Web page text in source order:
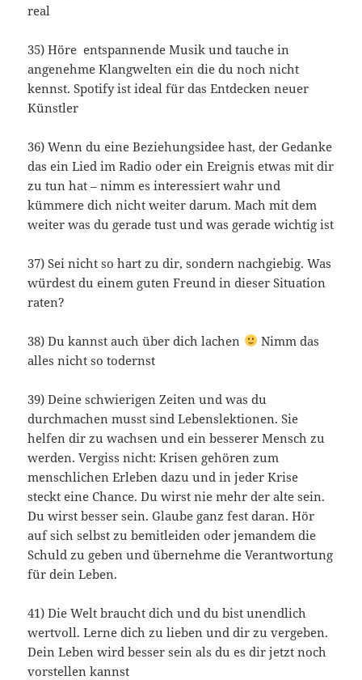
real
35) Höre entspannende Musik und tauche in
angenehme Klangwelten ein die du noch nicht
kennst. Spotify ist ideal für das Entdecken neuer
Künstler
36) Wenn du eine Beziehungsidee hast, der Gedanke
das ein Lied im Radio oder ein Ereignis etwas mit dir
zu tun hat – nimm es interessiert wahr und
kümmere dich nicht weiter darum. Mach mit dem
weiter was du gerade tust und was gerade wichtig ist
37) Sei nicht so hart zu dir, sondern nachgiebig. Was
würdest du einem guten Freund in dieser Situation
raten?
38) Du kannst auch über dich lachen
Nimm das
alles nicht so todernst
39) Deine schwierigen Zeiten und was du
durchmachen musst sind Lebenslektionen. Sie
helfen dir zu wachsen und ein besserer Mensch zu
werden. Vergiss nicht: Krisen gehören zum
menschlichen Erleben dazu und in jeder Krise
steckt eine Chance. Du wirst nie mehr der alte sein.
Du wirst besser sein. Glaube ganz fest daran. Hör
auf sich selbst zu bemitleiden oder jemandem die
Schuld zu geben und übernehme die Verantwortung
für dein Leben.
41) Die Welt braucht dich und du bist unendlich
wertvoll. Lerne dich zu lieben und dir zu vergeben.
Dein Leben wird besser sein als du es dir jetzt noch
vorstellen kannst